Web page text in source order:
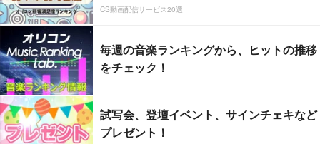
CS動画配信サービス20選
毎週の音楽ランキングから、ヒットの推移
をチェック！
試写会、登壇イベント、サインチェキなど
プレゼント！